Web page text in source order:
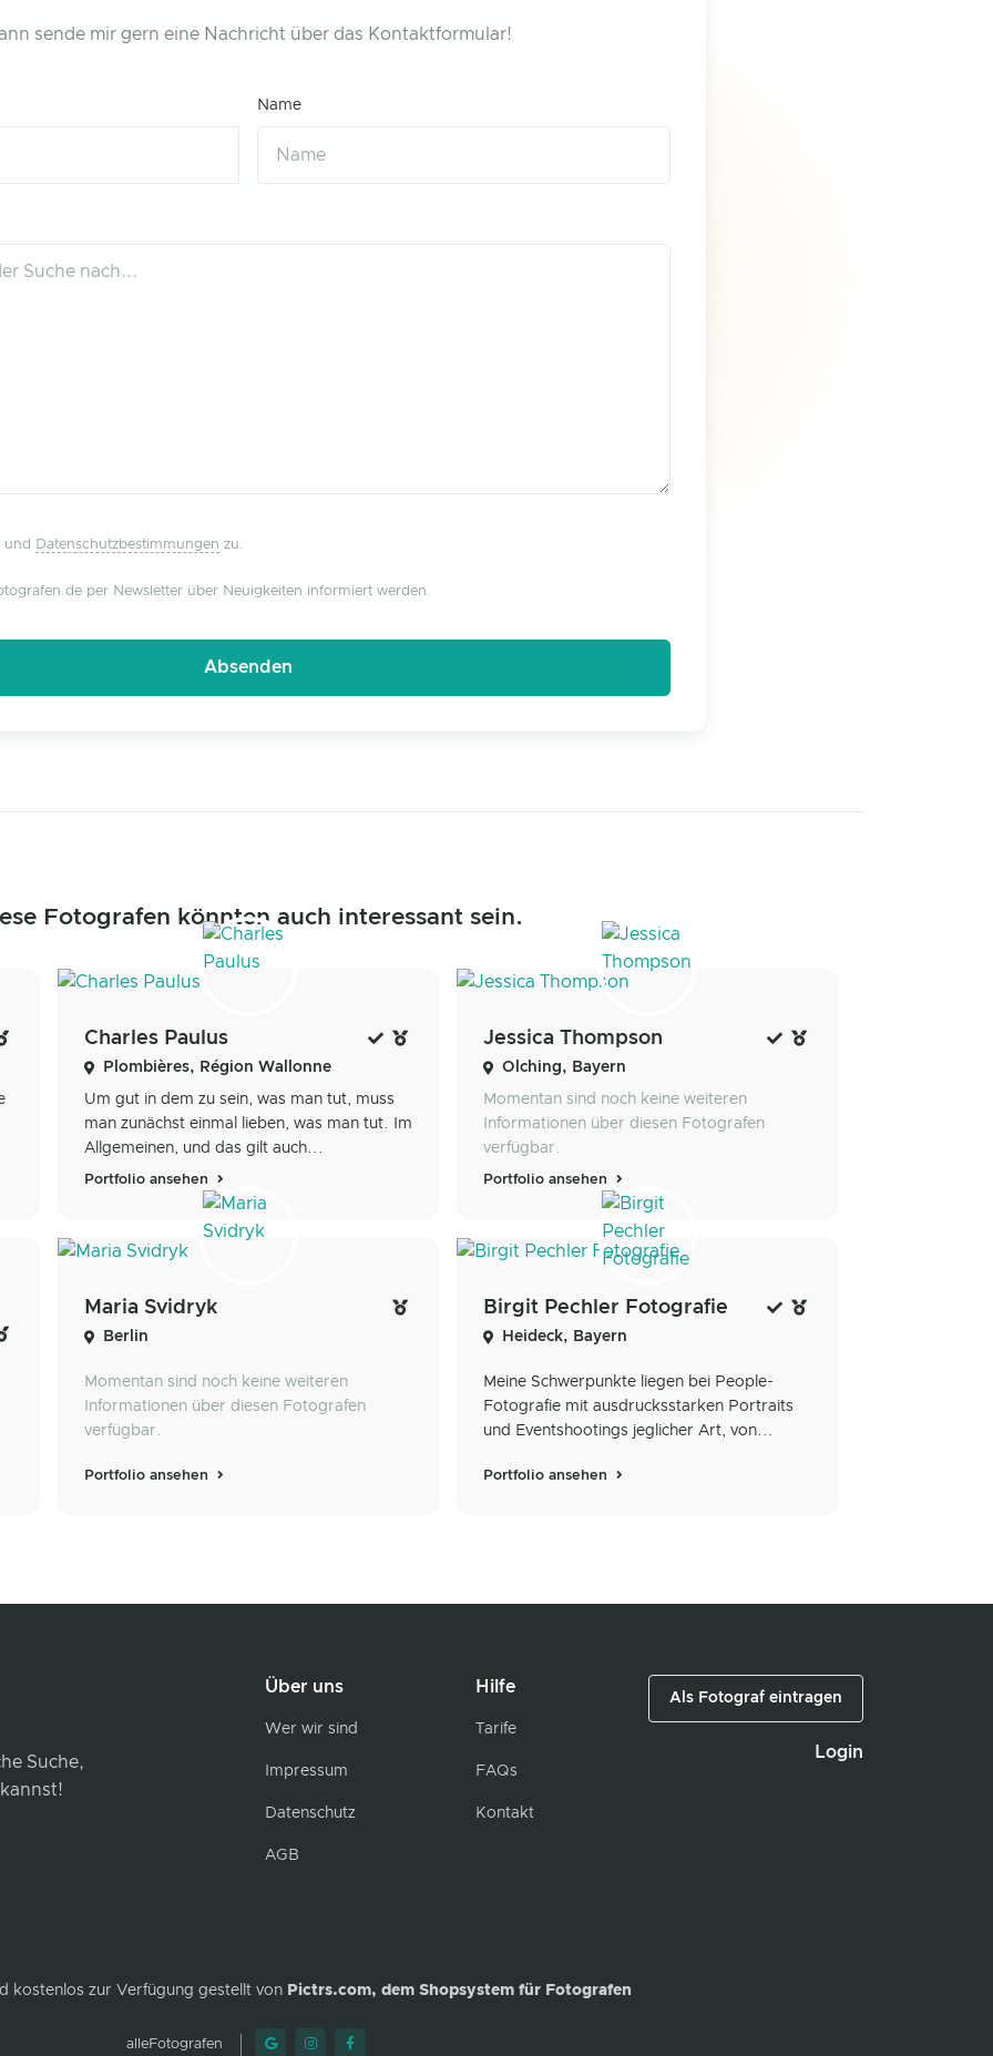
sende mir gern eine Nachricht über das Kontaktformular!
Name
und Datenschutzbestimmungen zu.
per Newsletter über Neuigkeiten informiert werden.
Fotografen könnten auch interessant sein.
Charles Paulus
Plombières, Région Wallonne
Um gut in dem zu sein, was man tut, muss
man zunächst einmal lieben, was man tut. Im
Allgemeinen, und das gilt auch...
Portfolio ansehen
Jessica Thompson
Olching, Bayern
Momentan sind noch keine weiteren
Informationen über diesen Fotografen
verfügbar.
Portfolio ansehen
Maria Svidryk
Berlin
Momentan sind noch keine weiteren
Informationen über diesen Fotografen
verfügbar.
Portfolio ansehen
Birgit Pechler Fotografie
Heideck, Bayern
Meine Schwerpunkte liegen bei People-
Fotografie mit ausdrucksstarken Portraits
und Eventshootings jeglicher Art, von...
Portfolio ansehen
Suche,
Über uns
Wer wir sind
Impressum
Datenschutz
AGB
Hilfe
Tarife
FAQs
Kontakt
Als Fotograf eintragen
Login
kostenlos zur Verfügung gestellt von Pictrs.com, dem Shopsystem für Fotografen
alleFotografen